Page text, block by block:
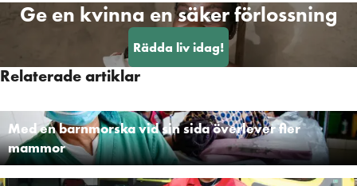
Ge en kvinna en säker förlossning
Rädda liv idag!
Relaterade artiklar
Med en barnmorska vid sin sida överlever fler
mammor